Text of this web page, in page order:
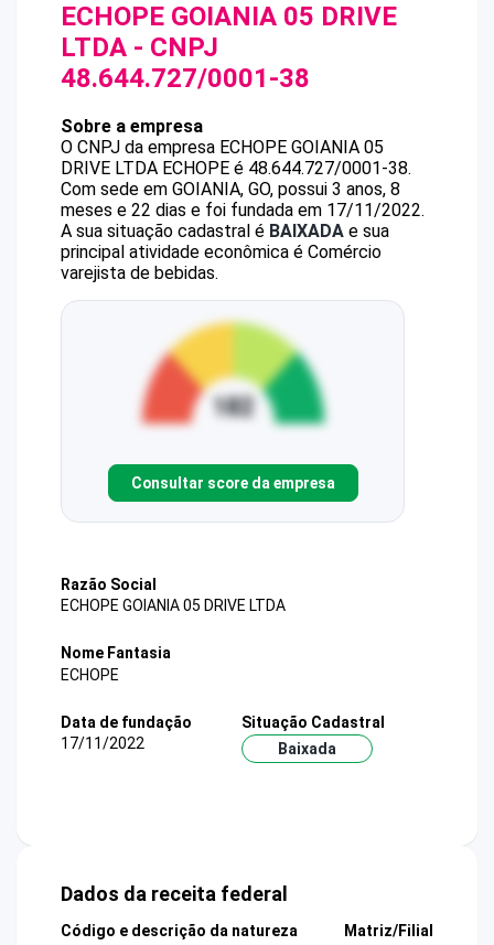
ECHOPE GOIANIA 05 DRIVE
LTDA - CNPJ
48.644.727/0001-38
Sobre a empresa
O CNPJ da empresa ECHOPE GOIANIA 05
DRIVE LTDA ECHOPE é 48.644.727/0001-38.
Com sede em GOIANIA, GO, possui 3 anos, 8
meses e 22 dias e foi fundada em 17/11/2022.
A sua situação cadastral é BAIXADA e sua
principal atividade econômica é Comércio
varejista de bebidas.
Consultar score da empresa
Razão Social
ECHOPE GOIANIA 05 DRIVE LTDA
Nome Fantasia
ECHOPE
Data de fundação
17/11/2022
Situação Cadastral
Baixada
Dados da receita federal
Código e descrição da natureza
Matriz/Filial